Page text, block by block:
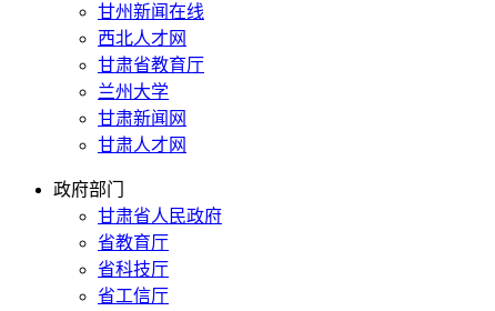
甘州新闻在线
西北人才网
甘肃省教育厅
兰州大学
甘肃新闻网
甘肃人才网
政府部门
甘肃省人民政府
省教育厅
省科技厅
省工信厅